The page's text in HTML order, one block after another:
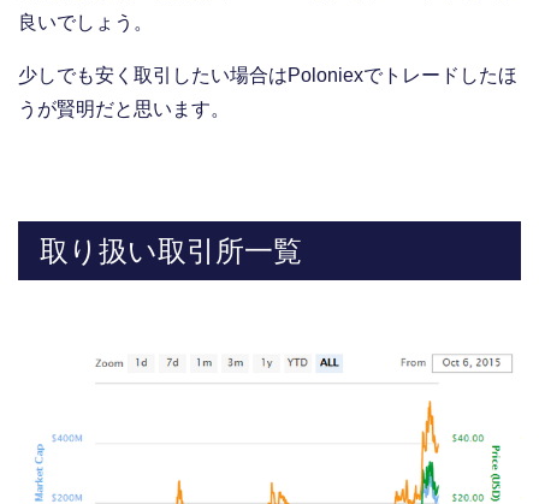
良いでしょう。
少しでも安く取引したい場合はPoloniexでトレードしたほ
うが賢明だと思います。
取り扱い取引所一覧